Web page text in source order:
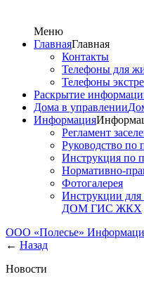
Меню
ГлавнаяГлавная
Контакты
Телефоны для
Телефоны
Раскрытие
Дома в управлении
Информация
Регламент
Руководство по
Инструкция по
Нормативно-
Фотогалерея
Инструкции для
ДОМ ГИС ЖКХ
ООО «Полесье»
← Назад
Новости